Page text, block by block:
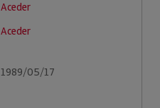
Aceder
Aceder
1989/05/17